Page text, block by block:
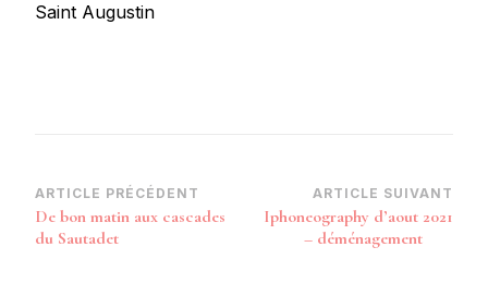
Saint Augustin
Navigation
d’article
ARTICLE PRÉCÉDENT
De bon matin aux cascades
du Sautadet
ARTICLE SUIVANT
Iphoneography d’aout 2021
– déménagement